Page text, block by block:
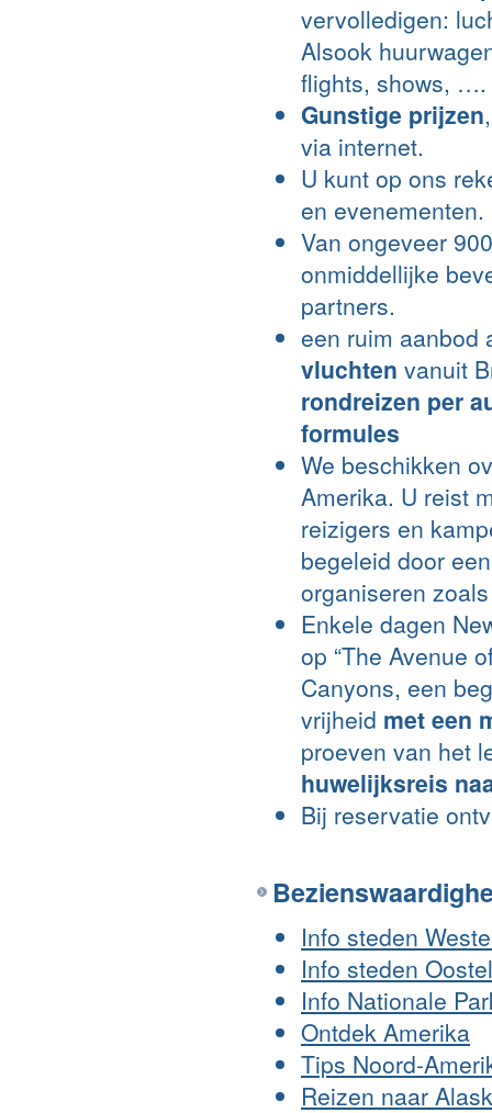
vervolledigen:
Alsook
flights, shows, ….
Gunstige prijzen
via internet.
U kunt op ons
en evenementen.
Van ongeveer
onmiddellijke
partners.
een ruim aanbod
vluchten vanuit
rondreizen per
formules
We beschikken
Amerika. U reist
reizigers en
begeleid door
organiseren
Enkele dagen
op “The Avenue
Canyons, een
vrijheid met een
proeven van het
huwelijksreis
Bij reservatie
Info steden
Info steden
Info Nationale
Ontdek Amerika
Tips Noord-
Reizen naar